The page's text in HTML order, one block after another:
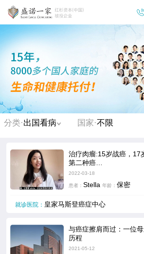
分类·出国看病 国家·不限
治疗肉瘤:15岁战癌，17
第二种癌…
2022-03-18
患者：Stella 年龄：保密
就诊医院： 皇家马斯登癌症中心
与癌症擦肩而过：一位
历程
2021-05-12